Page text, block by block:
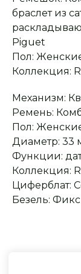
браслет из
Piguet
Пол:
Коллекция:
Механизм:
Ремень:
Пол:
Диаметр: 33
Функции:
Коллекция:
Циферблат:
Безель:
Оплата при
Заказ опласивается
после примерки и
осмотра товара
распространяется
обязательства